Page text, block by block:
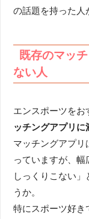
の話題を持った人
既存のマッ
ない人
エンスポーツをお
ッチングアプリに
マッチングアプリ
っていますが、
しっくりこない
うか。
特にスポーツ好き